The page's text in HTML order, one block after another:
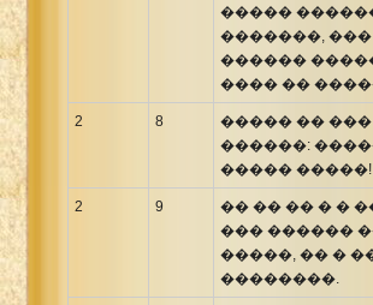
�����
�������, ���
������
���� ��
2 8
����� �� ���
������:
����� �����!
2 9
�� �� �� � �
��� ������
�����, �� �
��������.